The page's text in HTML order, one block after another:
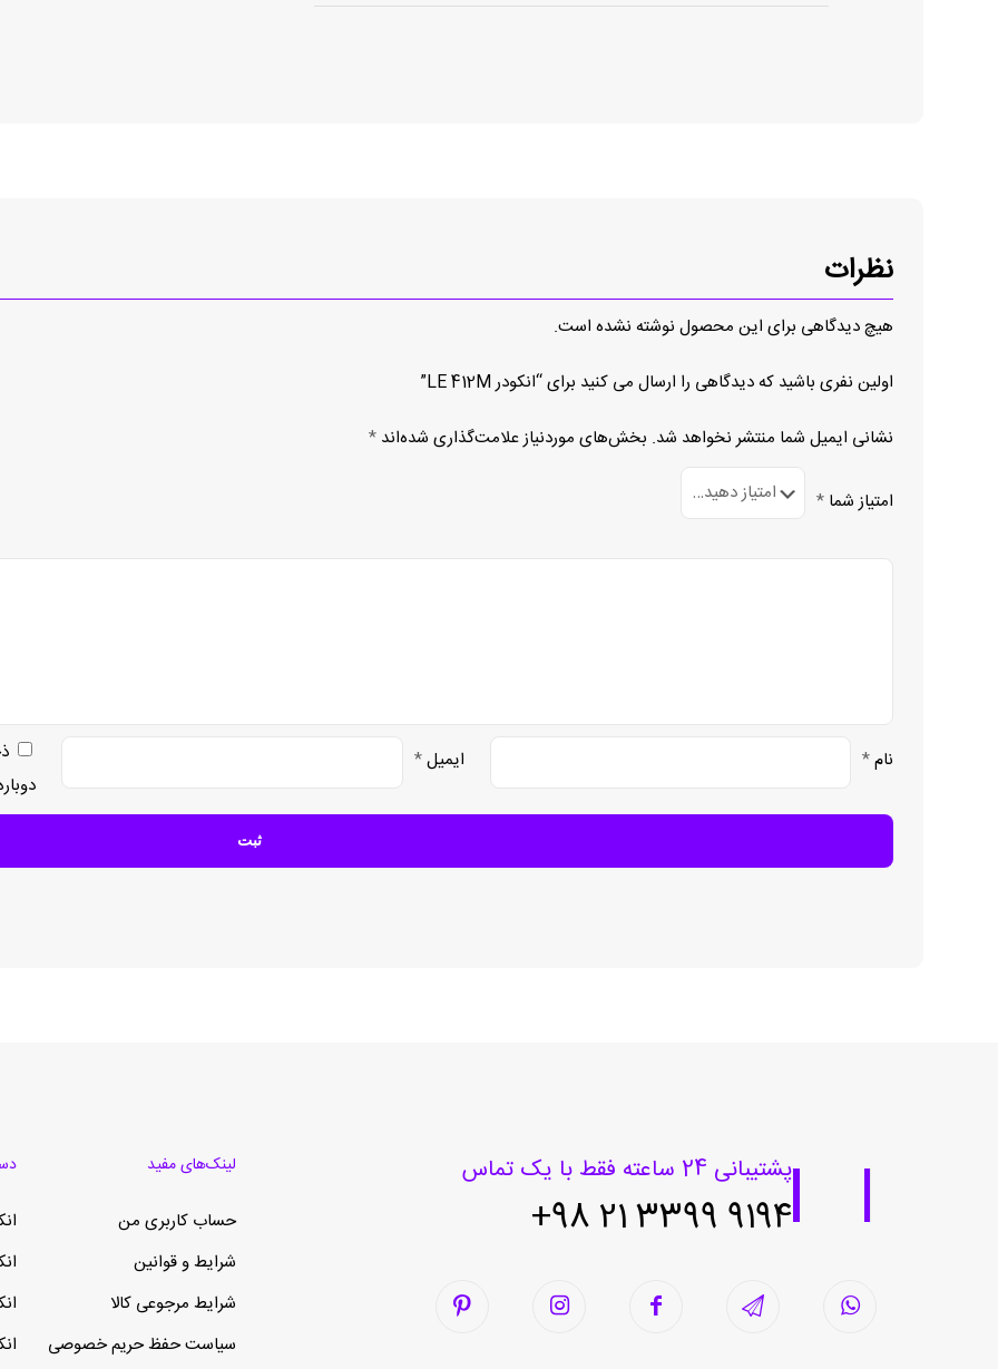
نظرات
هیچ دیدگاهی برای این محصول نوشته نشده است.
اولین نفری باشید که دیدگاهی را ارسال می کنید برای “انکودر LE 412M”
نشانی ایمیل شما منتشر نخواهد شد. بخش‌های موردنیاز علامت‌گذاری شده‌اند *
امتیاز شما *
نام* ایمیل*
پشتیبانی 24 ساعته فقط با یک تماس
9194 3399 21 98+
لینک‌های مفید
حساب کاربری من
شرایط و قوانین
شرایط مرجوعی کالا
سیاست حفظ حریم خصوصی